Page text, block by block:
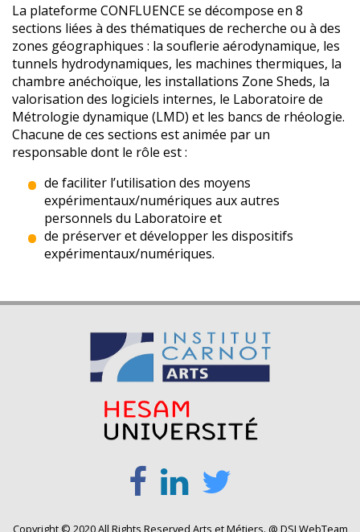
La plateforme CONFLUENCE se décompose en 8
sections liées à des thématiques de recherche ou à des
zones géographiques : la souflerie aérodynamique, les
tunnels hydrodynamiques, les machines thermiques, la
chambre anéchoïque, les installations Zone Sheds, la
valorisation des logiciels internes, le Laboratoire de
Métrologie dynamique (LMD) et les bancs de rhéologie.
Chacune de ces sections est animée par un
responsable dont le rôle est :
de faciliter l’utilisation des moyens
expérimentaux/numériques aux autres
personnels du Laboratoire et
de préserver et développer les dispositifs
expérimentaux/numériques.
Copyright © 2020 All Rights Reserved Arts et Métiers. @ DSI WebTeam